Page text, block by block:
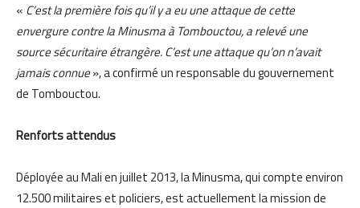
« C’est la première fois qu’il y a eu une attaque de cette
envergure contre la Minusma à Tombouctou, a relevé une
source sécuritaire étrangère. C’est une attaque qu’on n’avait
jamais connue», a confirmé un responsable du gouvernement
de Tombouctou.
Renforts attendus
Déployée au Mali en juillet 2013, la Minusma, qui compte environ
12.500 militaires et policiers, est actuellement la mission de